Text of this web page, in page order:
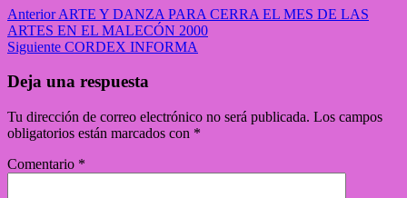
AnteriorARTE Y DANZA PARA CERRA EL MES DE LAS
ARTES EN EL MALECÓN 2000
Siguiente CORDEX INFORMA
Deja una respuesta
Tu dirección de correo electrónico no será publicada. Los campos
obligatorios están marcados con *
Comentario *